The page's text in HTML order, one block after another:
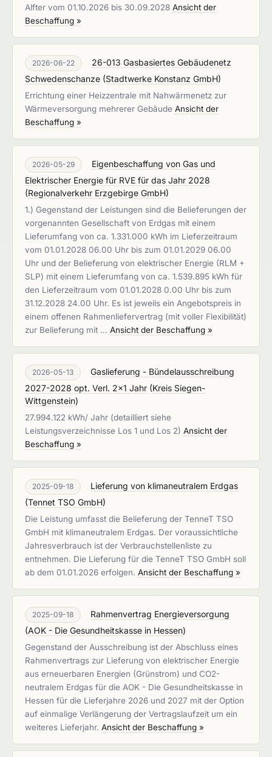
Alfter vom 01.10.2026 bis 30.09.2028 Ansicht der
Beschaffung »
2026-06-22
26-013 Gasbasiertes Gebäudenetz
Schwedenschanze (Stadtwerke Konstanz GmbH)
Errichtung einer Heizzentrale mit Nahwärmenetz zur
Wärmeversorgung mehrerer Gebäude Ansicht der
Beschaffung »
2026-05-29
Eigenbeschaffung von Gas und
Elektrischer Energie für RVE für das Jahr 2028
(Regionalverkehr Erzgebirge GmbH)
1.) Gegenstand der Leistungen sind die Belieferungen der
vorgenannten Gesellschaft von Erdgas mit einem
Lieferumfang von ca. 1.331.000 kWh im Lieferzeitraum
vom 01.01.2028 06.00 Uhr bis zum 01.01.2029 06.00
Uhr und der Belieferung von elektrischer Energie (RLM +
SLP) mit einem Lieferumfang von ca. 1.539.895 kWh für
den Lieferzeitraum vom 01.01.2028 0.00 Uhr bis zum
31.12.2028 24.00 Uhr. Es ist jeweils ein Angebotspreis in
einem offenen Rahmenliefervertrag (mit voller Flexibilität)
zur Belieferung mit … Ansicht der Beschaffung »
2026-05-13
Gaslieferung - Bündelausschreibung
2027-2028 opt. Verl. 2x1 Jahr (Kreis Siegen-
Wittgenstein)
27.994.122 kWh/ Jahr (detailliert siehe
Leistungsverzeichnisse Los 1 und Los 2) Ansicht der
Beschaffung »
2025-09-18
Lieferung von klimaneutralem Erdgas
(Tennet TSO GmbH)
Die Leistung umfasst die Belieferung der TenneT TSO
GmbH mit klimaneutralem Erdgas. Der voraussichtliche
Jahresverbrauch ist der Verbrauchstellenliste zu
entnehmen. Die Lieferung für die TenneT TSO GmbH soll
ab dem 01.01.2026 erfolgen. Ansicht der Beschaffung »
2025-09-18
Rahmenvertrag Energieversorgung
(AOK - Die Gesundheitskasse in Hessen)
Gegenstand der Ausschreibung ist der Abschluss eines
Rahmenvertrags zur Lieferung von elektrischer Energie
aus erneuerbaren Energien (Grünstrom) und CO2-
neutralem Erdgas für die AOK - Die Gesundheitskasse in
Hessen für die Lieferjahre 2026 und 2027 mit der Option
auf einmalige Verlängerung der Vertragslaufzeit um ein
weiteres Lieferjahr. Ansicht der Beschaffung »